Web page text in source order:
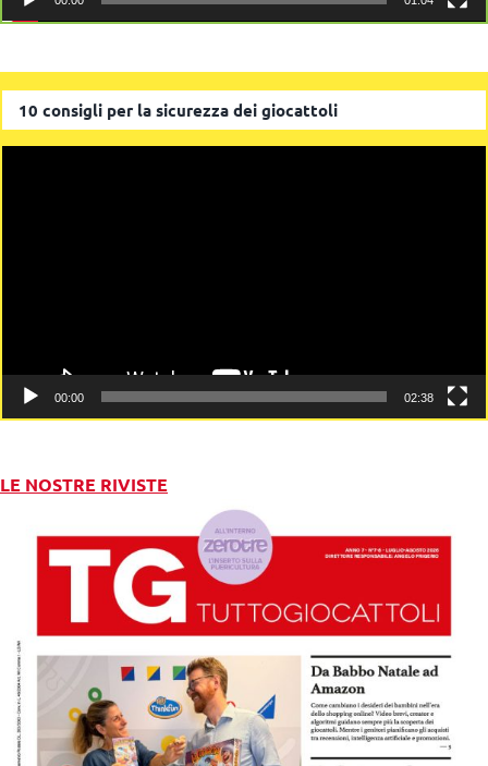
10 consigli per la sicurezza dei giocattoli
00:00 02:38
LE NOSTRE RIVISTE